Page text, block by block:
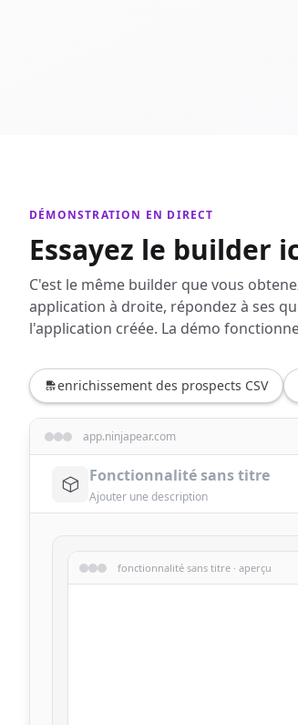
DÉMONSTRATION EN DIRECT
Essayez le builder
C'est le même builder que vous
application à droite, répondez à ses
l'application créée. La démo
enrichissement des prospects CSV
app.ninjapear.com
fonctionnalité sans titre · aperçu